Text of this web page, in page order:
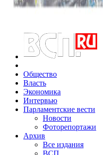
Общество
Власть
Экономика
Интервью
Парламентские вести
Новости
Фоторепортажи
Архив
Все издания
ВСП